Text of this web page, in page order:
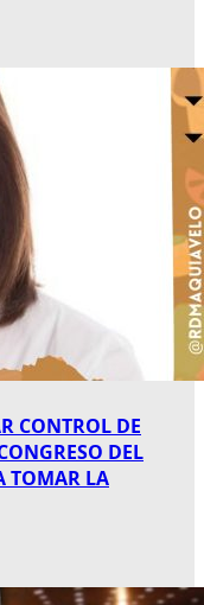
CONTROL DE
DEL
TOMAR LA